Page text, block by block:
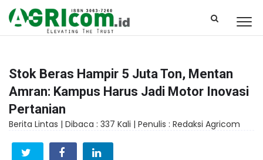
Stok Beras Hampir 5 Juta Ton, Mentan
Amran: Kampus Harus Jadi Motor Inovasi
Pertanian
Berita Lintas | Dibaca : 337 Kali | Penulis : Redaksi Agricom